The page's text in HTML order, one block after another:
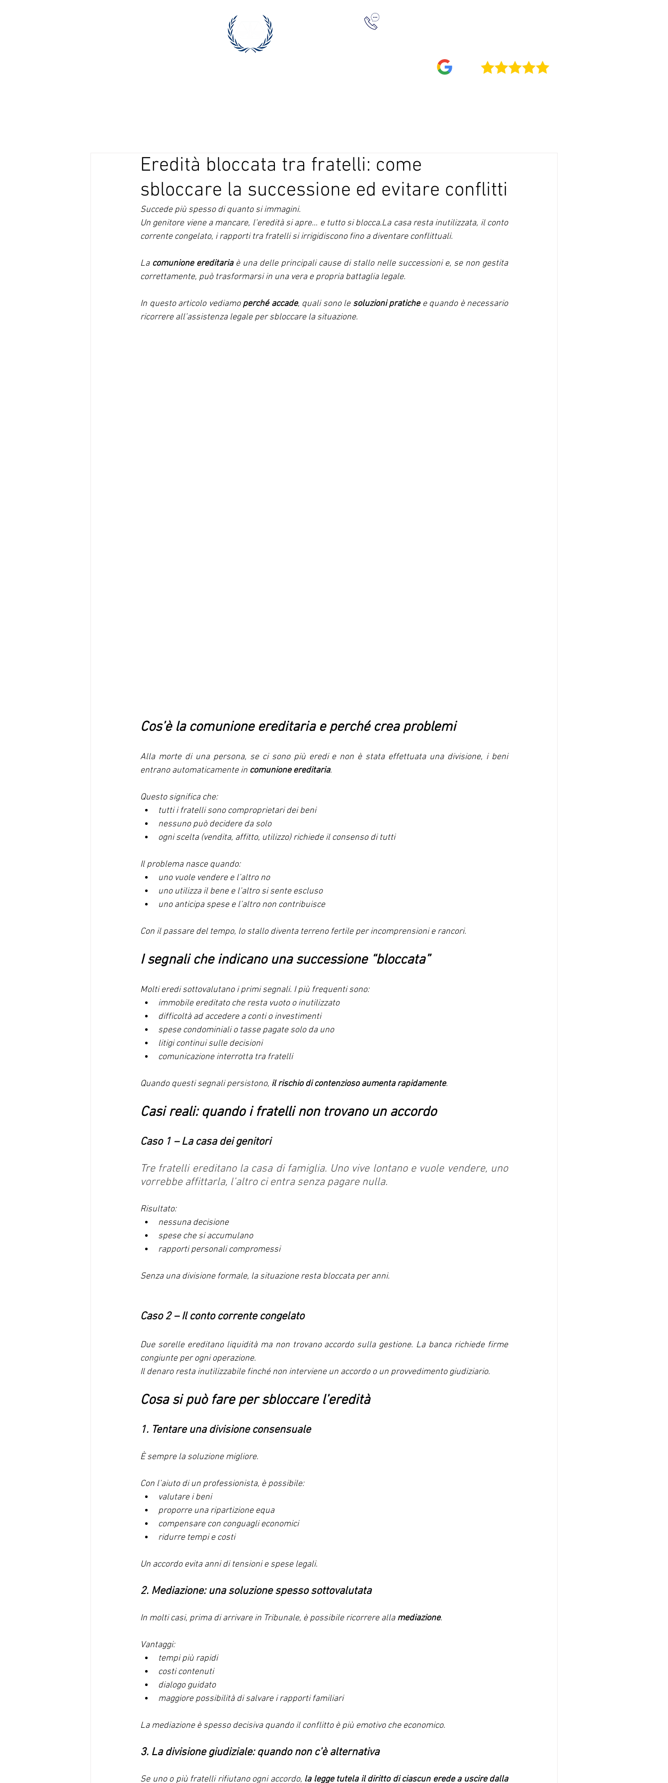
Eredità bloccata tra fratelli: come
sbloccare la successione ed evitare conflitti
Succede più spesso di quanto si immagini.
Un genitore viene a mancare, l’eredità si apre… e tutto si blocca.La casa resta inutilizzata, il conto
corrente congelato, i rapporti tra fratelli si irrigidiscono fino a diventare conflittuali.
La comunione ereditaria è una delle principali cause di stallo nelle successioni e, se non gestita
correttamente, può trasformarsi in una vera e propria battaglia legale.
In questo articolo vediamo perché accade, quali sono le soluzioni pratiche e quando è necessario
ricorrere all’assistenza legale per sbloccare la situazione.
Cos’è la comunione ereditaria e perché crea problemi
Alla morte di una persona, se ci sono più eredi e non è stata effettuata una divisione, i beni
entrano automaticamente in comunione ereditaria.
Questo significa che:
tutti i fratelli sono comproprietari dei beni
nessuno può decidere da solo
ogni scelta (vendita, affitto, utilizzo) richiede il consenso di tutti
Il problema nasce quando:
uno vuole vendere e l’altro no
uno utilizza il bene e l’altro si sente escluso
uno anticipa spese e l’altro non contribuisce
Con il passare del tempo, lo stallo diventa terreno fertile per incomprensioni e rancori.
I segnali che indicano una successione “bloccata”
Molti eredi sottovalutano i primi segnali. I più frequenti sono:
immobile ereditato che resta vuoto o inutilizzato
difficoltà ad accedere a conti o investimenti
spese condominiali o tasse pagate solo da uno
litigi continui sulle decisioni
comunicazione interrotta tra fratelli
Quando questi segnali persistono, il rischio di contenzioso aumenta rapidamente.
Casi reali: quando i fratelli non trovano un accordo
Caso 1 – La casa dei genitori
Tre fratelli ereditano la casa di famiglia. Uno vive lontano e vuole vendere, uno
vorrebbe affittarla, l’altro ci entra senza pagare nulla.
Risultato:
nessuna decisione
spese che si accumulano
rapporti personali compromessi
Senza una divisione formale, la situazione resta bloccata per anni.
Caso 2 – Il conto corrente congelato
Due sorelle ereditano liquidità ma non trovano accordo sulla gestione. La banca richiede firme
congiunte per ogni operazione.
Il denaro resta inutilizzabile finché non interviene un accordo o un provvedimento giudiziario.
Cosa si può fare per sbloccare l’eredità
1. Tentare una divisione consensuale
È sempre la soluzione migliore.
Con l’aiuto di un professionista, è possibile:
valutare i beni
proporre una ripartizione equa
compensare con conguagli economici
ridurre tempi e costi
Un accordo evita anni di tensioni e spese legali.
2. Mediazione: una soluzione spesso sottovalutata
In molti casi, prima di arrivare in Tribunale, è possibile ricorrere alla mediazione.
Vantaggi:
tempi più rapidi
costi contenuti
dialogo guidato
maggiore possibilità di salvare i rapporti familiari
La mediazione è spesso decisiva quando il conflitto è più emotivo che economico.
3. La divisione giudiziale: quando non c’è alternativa
Se uno o più fratelli rifiutano ogni accordo, la legge tutela il diritto di ciascun erede a uscire dalla